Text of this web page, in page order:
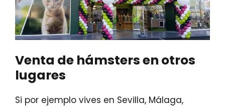
Venta de hámsters en otros
lugares
Si por ejemplo vives en Sevilla, Málaga,